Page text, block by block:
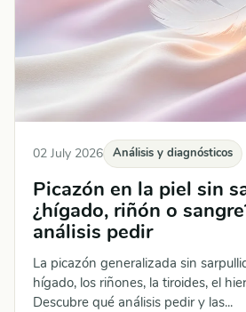
02 July 2026 Análisis y diagnósticos
Picazón en la piel sin
¿hígado, riñón o
análisis pedir
La picazón generalizada sin
hígado, los riñones, la tiroides, el
Descubre qué análisis pedir y las...